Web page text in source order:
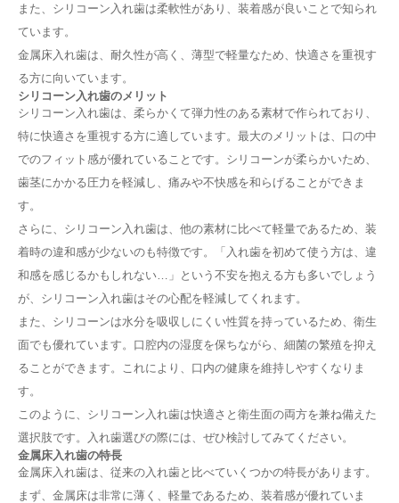
また、シリコーン入れ歯は柔軟性があり、装着感が良いことで知られ
ています。
金属床入れ歯は、耐久性が高く、薄型で軽量なため、快適さを重視す
る方に向いています。
シリコーン入れ歯のメリット
シリコーン入れ歯は、柔らかくて弾力性のある素材で作られており、
特に快適さを重視する方に適しています。最大のメリットは、口の中
でのフィット感が優れていることです。シリコーンが柔らかいため、
歯茎にかかる圧力を軽減し、痛みや不快感を和らげることができま
す。
さらに、シリコーン入れ歯は、他の素材に比べて軽量であるため、装
着時の違和感が少ないのも特徴です。「入れ歯を初めて使う方は、違
和感を感じるかもしれない…」という不安を抱える方も多いでしょう
が、シリコーン入れ歯はその心配を軽減してくれます。
また、シリコーンは水分を吸収しにくい性質を持っているため、衛生
面でも優れています。口腔内の湿度を保ちながら、細菌の繁殖を抑え
ることができます。これにより、口内の健康を維持しやすくなりま
す。
このように、シリコーン入れ歯は快適さと衛生面の両方を兼ね備えた
選択肢です。入れ歯選びの際には、ぜひ検討してみてください。
金属床入れ歯の特長
金属床入れ歯は、従来の入れ歯と比べていくつかの特長があります。
まず、金属床は非常に薄く、軽量であるため、装着感が優れていま